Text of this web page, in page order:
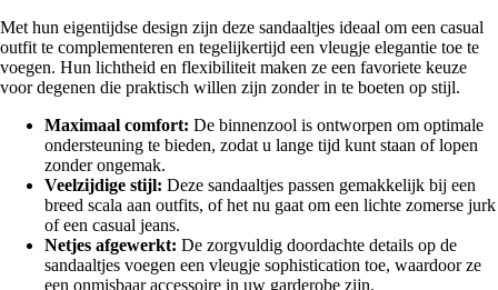
Met hun eigentijdse design zijn deze sandaaltjes ideaal om een casual
outfit te complementeren en tegelijkertijd een vleugje elegantie toe te
voegen. Hun lichtheid en flexibiliteit maken ze een favoriete keuze
voor degenen die praktisch willen zijn zonder in te boeten op stijl.
Maximaal comfort: De binnenzool is ontworpen om optimale
ondersteuning te bieden, zodat u lange tijd kunt staan of lopen
zonder ongemak.
Veelzijdige stijl: Deze sandaaltjes passen gemakkelijk bij een
breed scala aan outfits, of het nu gaat om een lichte zomerse jurk
of een casual jeans.
Netjes afgewerkt: De zorgvuldig doordachte details op de
sandaaltjes voegen een vleugje sophistication toe, waardoor ze
een onmisbaar accessoire in uw garderobe zijn.